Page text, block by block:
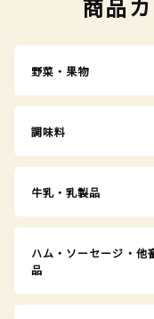
商品
野菜・果物
調味料
牛乳・乳製品
ハム・ソーセージ・他
品